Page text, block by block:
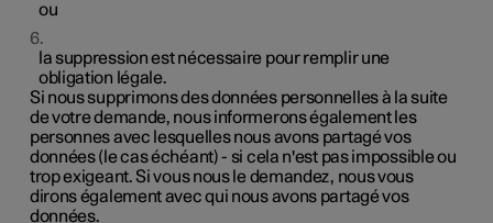
ou
la suppression est nécessaire pour remplir une
obligation légale.
Si nous supprimons des données personnelles à la suite
de votre demande, nous informerons également les
personnes avec lesquelles nous avons partagé vos
données (le cas échéant) - si cela n'est pas impossible ou
trop exigeant. Si vous nous le demandez, nous vous
dirons également avec qui nous avons partagé vos
données.